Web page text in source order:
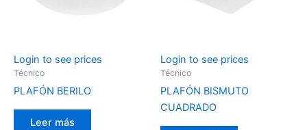
Login to see prices
Técnico
PLAFÓN BERILO
Leer más
Login to see prices
Técnico
PLAFÓN BISMUTO
CUADRADO